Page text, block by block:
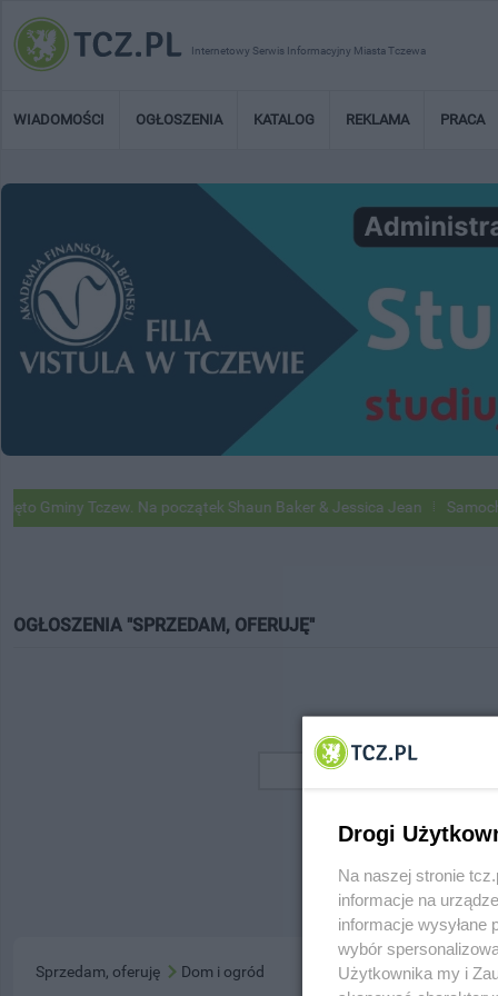
Internetowy Serwis Informacyjny Miasta Tczewa
WIADOMOŚCI OGŁOSZENIA KATALOG REKLAMA PRACA
Gminy Tczew. Na początek Shaun Baker & Jessica Jean
OGŁOSZENIA "SPRZEDAM, OFERUJĘ"
Sprzedam, oferuję Dom i ogród
Drogi
Na naszej stronie
informacje na
informacje wysyłane
wybór
Użytkownika my i